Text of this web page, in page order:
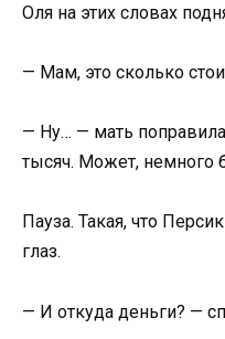
Оля на этих словах
— Мам, это сколько
— Ну… — мать
тысяч. Может, немного
Пауза. Такая, что
глаз.
— И откуда деньги? —